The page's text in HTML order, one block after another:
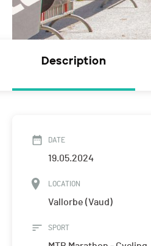
Description
DATE
19.05.2024
LOCATION
Vallorbe (Vaud)
SPORT